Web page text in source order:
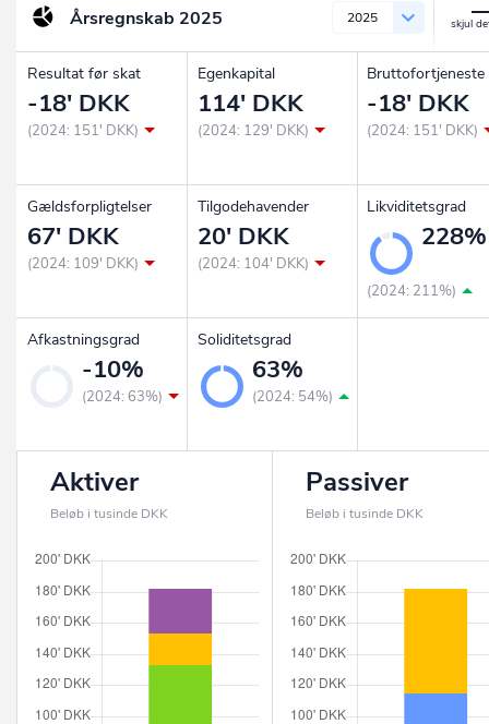
Årsregnskab 2025 2025
Resultat før skat
-18' DKK
(2024: 151' DKK)
Egenkapital
114' DKK
(2024: 129' DKK)
Bruttofortjeneste
-18' DKK
(2024: 151' DKK)
Gældsforpligtelser
67' DKK
(2024: 109' DKK)
Tilgodehavender
20' DKK
(2024: 104' DKK)
Likviditetsgrad
228%
(2024: 211%)
Afkastningsgrad
-10%
(2024: 63%)
Soliditetsgrad
63%
(2024: 54%)
Aktiver
Beløb i tusinde DKK
Passiver
Beløb i tusinde DKK